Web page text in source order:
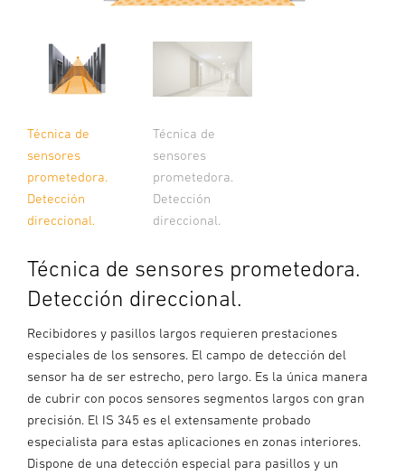
Técnica de
sensores
prometedora.
Detección
direccional.
Técnica de
sensores
prometedora.
Detección
direccional.
Técnica de sensores prometedora.
Detección direccional.
Recibidores y pasillos largos requieren prestaciones
especiales de los sensores. El campo de detección del
sensor ha de ser estrecho, pero largo. Es la única manera
de cubrir con pocos sensores segmentos largos con gran
precisión. El IS 345 es el extensamente probado
especialista para estas aplicaciones en zonas interiores.
Dispone de una detección especial para pasillos y un